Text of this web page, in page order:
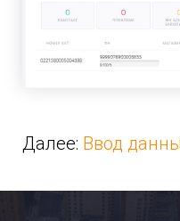
Далее: Ввод